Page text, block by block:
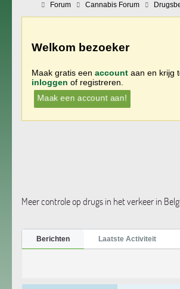
Forum Cannabis Forum
Welkom bezoeker
Maak gratis een account aan en krijg
inloggen of registreren.
Maak een account aan!
Meer controle op drugs in het verkeer in Belgi
Berichten Laatste Activiteit